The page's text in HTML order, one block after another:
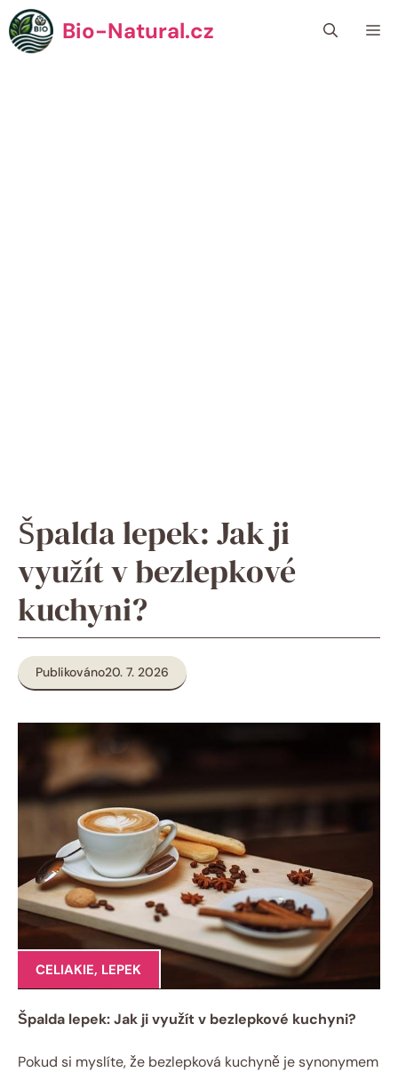
Přeskočit
na
obsah
Bio-Natural.cz
Špalda lepek: Jak ji
využít v bezlepkové
kuchyni?
Publikováno20. 7. 2026
CELIAKIE, LEPEK
Špalda lepek: Jak ‌ji⁤ využít ⁢v bezlepkové kuchyni?
Pokud si myslíte, že bezlepková‍ kuchyně je synonymem